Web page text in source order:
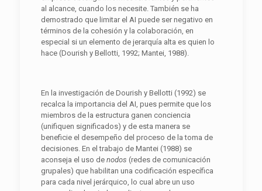
al alcance, cuando los necesite. También se ha
demostrado que limitar el AI puede ser negativo en
términos de la cohesión y la colaboración, en
especial si un elemento de jerarquía alta es quien lo
hace (Dourish y Bellotti, 1992; Mantei, 1988).
En la investigación de Dourish y Bellotti (1992) se
recalca la importancia del AI, pues permite que los
miembros de la estructura ganen conciencia
(unifiquen significados) y de esta manera se
beneficie el desempeño del proceso de la toma de
decisiones. En el trabajo de Mantei (1988) se
aconseja el uso de nodos (redes de comunicación
grupales) que habilitan una codificación específica
para cada nivel jerárquico, lo cual abre un uso